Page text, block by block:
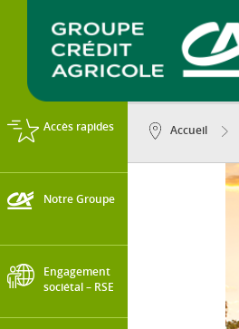
Accès rapides
Notre Groupe
Engagement
sociétal – RSE
Accueil